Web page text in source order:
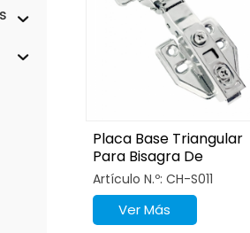
Placa Base Triangular
Para Bisagra De
Gabinete De Acero
Inoxidable De Grado 201
Artículo N.º: CH-S011
Ver Más